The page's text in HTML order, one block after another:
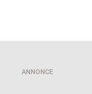
ANNONCE